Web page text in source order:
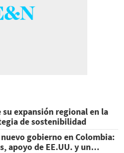
expansión regional en la
de sostenibilidad
gobierno en Colombia:
apoyo de EE.UU. y un